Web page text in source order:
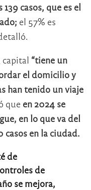
casos, que es el
el 57% es
capital “tiene un
el domicilio y
han tenido un viaje
que en 2024 se
en lo que va del
casos en la ciudad.
de
de
se mejora,